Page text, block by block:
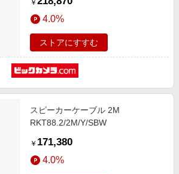
￥
4.0%
ストアにすすむ
スピーカーケーブル 2M
RKT88.2/2M/Y/SBW
￥ 171,380
4.0%